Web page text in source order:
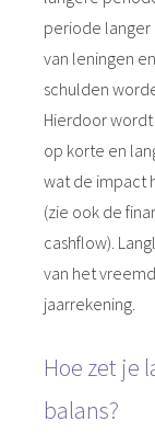
periode langer
van leningen
schulden
Hierdoor
op korte en
wat de impact
(zie ook de
cashflow).
van het
jaarrekening.
Hoe zet je
balans?